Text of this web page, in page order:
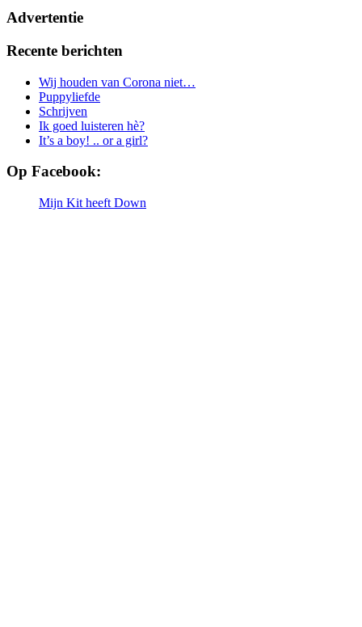
Advertentie
Recente berichten
Wij houden van Corona niet…
Puppyliefde
Schrijven
Ik goed luisteren hè?
It’s a boy! .. or a girl?
Op Facebook:
Mijn Kit heeft Down